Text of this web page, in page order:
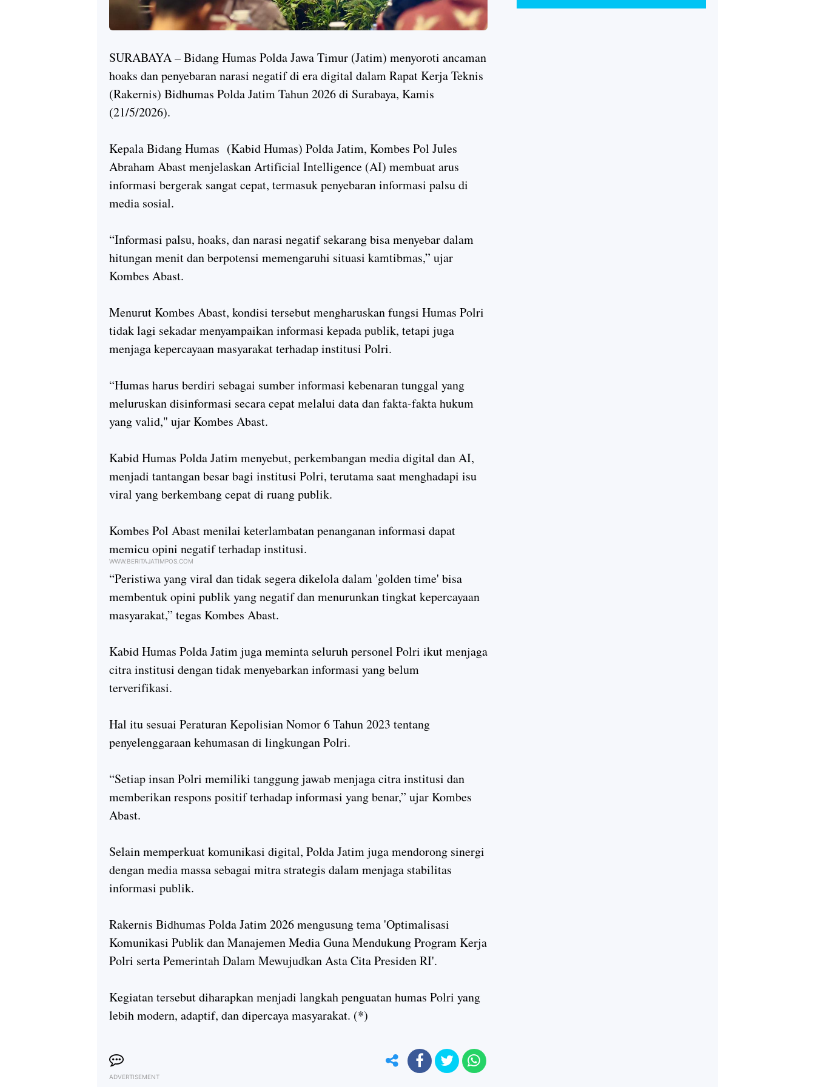
SURABAYA – Bidang Humas Polda Jawa Timur (Jatim) menyoroti ancaman
hoaks dan penyebaran narasi negatif di era digital dalam Rapat Kerja Teknis
(Rakernis) Bidhumas Polda Jatim Tahun 2026 di Surabaya, Kamis
(21/5/2026).
Kepala Bidang Humas (Kabid Humas) Polda Jatim, Kombes Pol Jules
Abraham Abast menjelaskan Artificial Intelligence (AI) membuat arus
informasi bergerak sangat cepat, termasuk penyebaran informasi palsu di
media sosial.
“Informasi palsu, hoaks, dan narasi negatif sekarang bisa menyebar dalam
hitungan menit dan berpotensi memengaruhi situasi kamtibmas,” ujar
Kombes Abast.
Menurut Kombes Abast, kondisi tersebut mengharuskan fungsi Humas Polri
tidak lagi sekadar menyampaikan informasi kepada publik, tetapi juga
menjaga kepercayaan masyarakat terhadap institusi Polri.
“Humas harus berdiri sebagai sumber informasi kebenaran tunggal yang
meluruskan disinformasi secara cepat melalui data dan fakta-fakta hukum
yang valid," ujar Kombes Abast.
Kabid Humas Polda Jatim menyebut, perkembangan media digital dan AI,
menjadi tantangan besar bagi institusi Polri, terutama saat menghadapi isu
viral yang berkembang cepat di ruang publik.
Kombes Pol Abast menilai keterlambatan penanganan informasi dapat
memicu opini negatif terhadap institusi.
WWW.BERITAJATIMPOS.COM
“Peristiwa yang viral dan tidak segera dikelola dalam 'golden time' bisa
membentuk opini publik yang negatif dan menurunkan tingkat kepercayaan
masyarakat,” tegas Kombes Abast.
Kabid Humas Polda Jatim juga meminta seluruh personel Polri ikut menjaga
citra institusi dengan tidak menyebarkan informasi yang belum
terverifikasi.
Hal itu sesuai Peraturan Kepolisian Nomor 6 Tahun 2023 tentang
penyelenggaraan kehumasan di lingkungan Polri.
“Setiap insan Polri memiliki tanggung jawab menjaga citra institusi dan
memberikan respons positif terhadap informasi yang benar,” ujar Kombes
Abast.
Selain memperkuat komunikasi digital, Polda Jatim juga mendorong sinergi
dengan media massa sebagai mitra strategis dalam menjaga stabilitas
informasi publik.
Rakernis Bidhumas Polda Jatim 2026 mengusung tema 'Optimalisasi
Komunikasi Publik dan Manajemen Media Guna Mendukung Program Kerja
Polri serta Pemerintah Dalam Mewujudkan Asta Cita Presiden RI'.
Kegiatan tersebut diharapkan menjadi langkah penguatan humas Polri yang
lebih modern, adaptif, dan dipercaya masyarakat. (*)
ADVERTISEMENT